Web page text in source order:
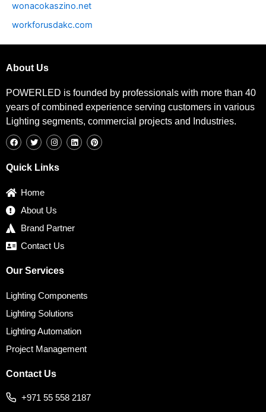
wonacokaszino.net
workforusdakc.com
About Us
POWERLED is founded by professionals with more than 40
years of combined experience serving customers in various
Lighting segments, commercial projects and Industries.
a
c
o
w
i
t
e
n
s
g
i
n
i
n
Quick Links
Home
About Us
Brand Partner
Contact Us
Our Services
Lighting Components
Lighting Solutions
Lighting Automation
Project Management
Contact Us
+971 55 558 2187